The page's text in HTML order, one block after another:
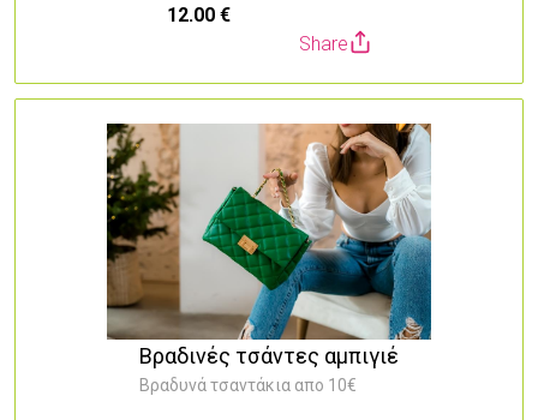
12.00 €
Share
Βραδινές τσάντες αμπιγιέ
Βραδυνά τσαντάκια απο 10€